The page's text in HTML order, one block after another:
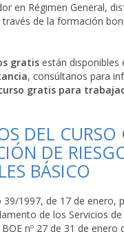
en Régimen General,
de la formación
gratis están disponibles
, consúltanos para
gratis para
DEL CURSO
DE
BÁSICO
39/1997, de 17 de enero,
de los Servicios
nº 27 de 31 de enero